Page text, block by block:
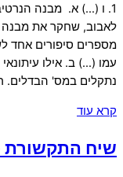
1. ו (…) א. מבנה
לאבוב, שחקר את מבנה
מספרים סיפורים אחד
עמו (…) ב. אילו
נתקלים במס' הבדלים. ראשית,
קרא עוד
שיח התקשורת - ממ''ן 11-